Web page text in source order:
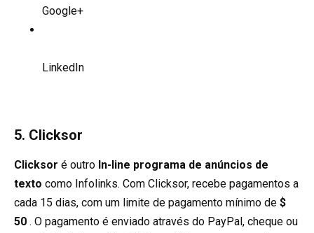
Google+
LinkedIn
5. Clicksor
Clicksor é outro In-line programa de anúncios de
texto como Infolinks. Com Clicksor, recebe pagamentos a
cada 15 dias, com um limite de pagamento mínimo de $
50 . O pagamento é enviado através do PayPal, cheque ou